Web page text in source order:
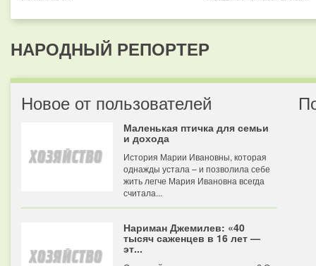
НАРОДНЫЙ РЕПОРТЕР
Новое от пользователей
Маленькая птичка для семьи
и дохода
История Марии Ивановны, которая
однажды устала – и позволила себе
жить легче Мария Ивановна всегда
считала...
Нариман Джемилев: «40
тысяч саженцев в 16 лет —
эт...